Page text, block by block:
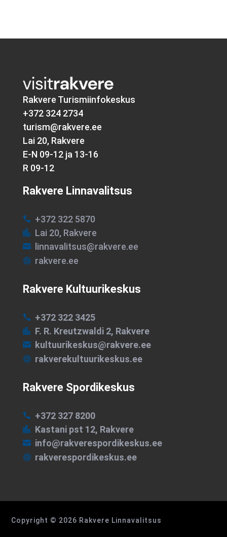
Rakvere Turismiinfokeskus
+372 324 2734
turism@rakvere.ee
Lai 20, Rakvere
E-N 09-12 ja 13-16
R 09-12
Rakvere Linnavalitsus
 +372 322 5870
 Lai 20, Rakvere
 linnavalitsus@rakvere.ee
 rakvere.ee
Rakvere Kultuurikeskus
 +372 322 3425
 F. R. Kreutzwaldi 2, Rakvere
 kultuurikeskus@rakvere.ee
 rakverekultuurikeskus.ee
Rakvere Spordikeskus
 +372 327 8200
 Kastani pst 12, Rakvere
 info@rakverespordikeskus.ee
 rakverespordikeskus.ee
Copyright © 2026 Rakvere Linnavalitsus